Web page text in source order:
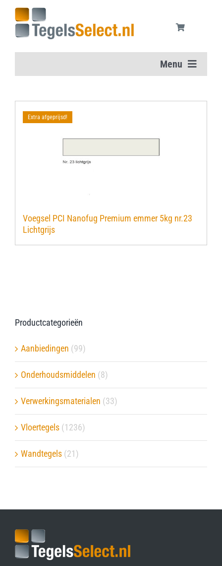
inhoud
Menu
Vloertegels
Onderhoudsmiddelen
Verwerkingsmaterialen
Extra afgeprijsd!
Voegsel PCI Nanofug Premium emmer 5kg nr.23
Lichtgrijs
Productcategorieën
Aanbiedingen (99)
Onderhoudsmiddelen (8)
Verwerkingsmaterialen (33)
Vloertegels (1236)
Wandtegels (21)